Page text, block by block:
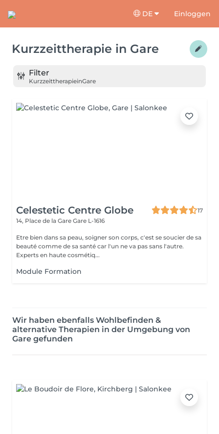
DE Einloggen
Kurzzeittherapie in Gare
Filter
KurzzeittherapieinGare
Celestetic Centre Globe
17
14, Place de la Gare Gare L-1616
Etre bien dans sa peau, soigner son corps, c'est se soucier de sa
beauté comme de sa santé car l'un ne va pas sans l'autre.
Experts en haute cosmétiq...
Module Formation
Wir haben ebenfalls Wohlbefinden &
alternative Therapien in der Umgebung von
Gare gefunden